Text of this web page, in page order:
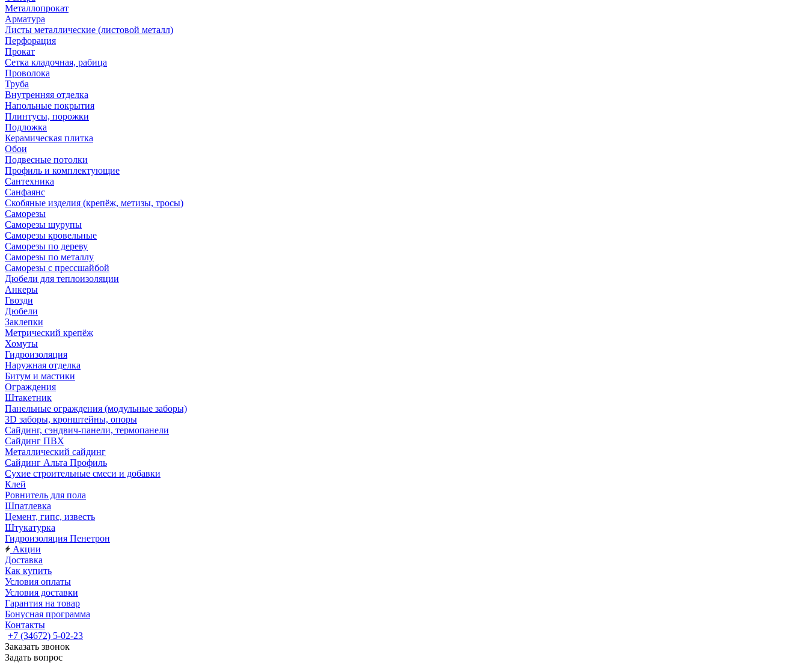
Металлопрокат
Арматура
Листы металлические (листовой металл)
Перфорация
Прокат
Сетка кладочная, рабица
Проволока
Труба
Внутренняя отделка
Напольные покрытия
Плинтусы, порожки
Подложка
Керамическая плитка
Обои
Подвесные потолки
Профиль и комплектующие
Сантехника
Санфаянс
Скобяные изделия (крепёж, метизы, тросы)
Саморезы
Саморезы шурупы
Саморезы кровельные
Саморезы по дереву
Саморезы по металлу
Саморезы с прессшайбой
Дюбели для теплоизоляции
Анкеры
Гвозди
Дюбели
Заклепки
Метрический крепёж
Хомуты
Гидроизоляция
Наружная отделка
Битум и мастики
Ограждения
Штакетник
Панельные ограждения (модульные заборы)
3D заборы, кронштейны, опоры
Cайдинг, сэндвич-панели, термопанели
Сайдинг ПВХ
Металлический сайдинг
Сайдинг Альта Профиль
Сухие строительные смеси и добавки
Клей
Ровнитель для пола
Шпатлевка
Цемент, гипс, известь
Штукатурка
Гидроизоляция Пенетрон
Акции
Доставка
Как купить
Условия оплаты
Условия доставки
Гарантия на товар
Бонусная программа
Контакты
+7 (34672) 5-02-23
Заказать звонок
Задать вопрос